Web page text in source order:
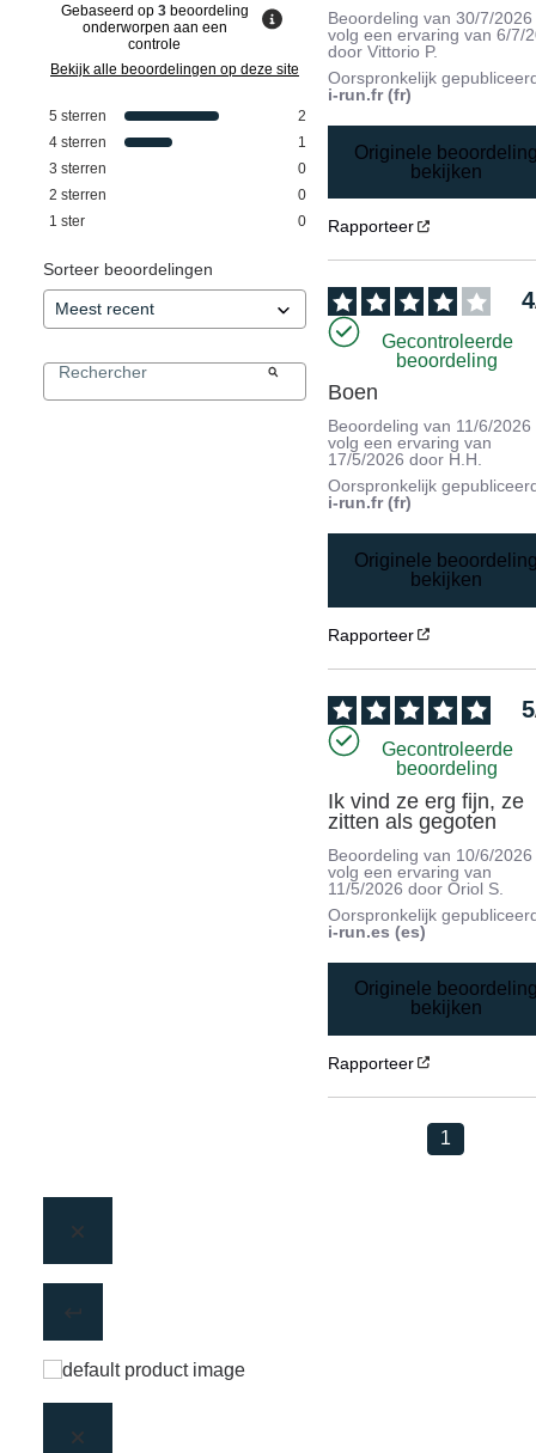
Gebaseerd op 3 beoordeling
onderworpen aan een
controle
Bekijk alle beoordelingen op deze site
5 sterren
2
4 sterren
1
3 sterren
0
2 sterren
0
1 ster 0
Sorteer beoordelingen
Beoordeling van30/7/2026
volg een ervaring van6/7/
doorVittorio P.
Oorspronkelijk
i-run.fr (fr)
Originele
bekijken
Rapporteer
4
Gecontroleerde
beoordeling
Boen
Beoordeling van 11/6/2026
volg een ervaring van
17/5/2026 door H.H.
Oorspronkelijk
i-run.fr (fr)
Originele
bekijken
Rapporteer
5
Gecontroleerde
beoordeling
Ik vind ze erg fijn, ze
zitten als gegoten
Beoordeling van 10/6/2026
volg een ervaring van
11/5/2026 doorOriol S.
Oorspronkelijk
i-run.es (es)
Originele
bekijken
Rapporteer
1